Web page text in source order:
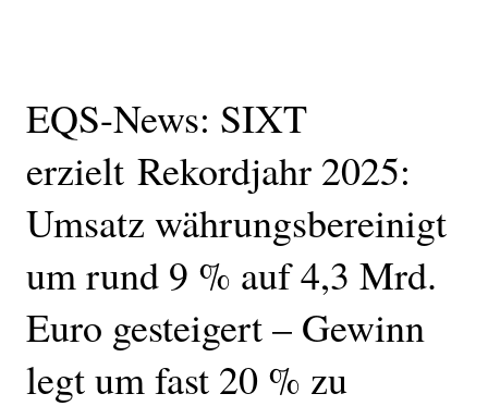
EQS-News: SIXT
erzielt Rekordjahr 2025:
Umsatz währungsbereinigt
um rund 9 % auf 4,3 Mrd.
Euro gesteigert – Gewinn
legt um fast 20 % zu